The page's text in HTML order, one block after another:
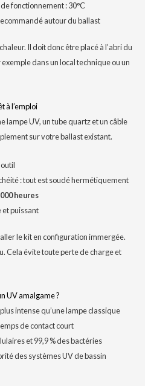
fonctionnement : 30°C
autour du ballast
Il doit donc être placé à l’abri du
dans un local technique ou un
à l’emploi
lampe UV, un tube quartz et un câble
sur votre ballast existant.
: tout est soudé hermétiquement
heures
et puissant
le kit en configuration immergée.
Cela évite toute perte de charge et
UV amalgame ?
intense qu’une lampe classique
de contact court
et 99,9 % des bactéries
des systèmes UV de bassin